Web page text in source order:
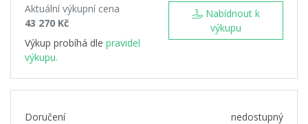
Aktuální výkupní cena
43 270 Kč
Výkup probíhá dle pravidel
výkupu.
výkupu
Doručení
nedostupný